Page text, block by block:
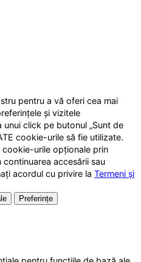
pentru a vă oferi cea mai
și vizitele
click pe butonul „Sunt de
cookie-urile să fie utilizate.
cookie-urile opționale prin
continuarea accesării sau
acordul cu privire la Termeni și
Preferințe